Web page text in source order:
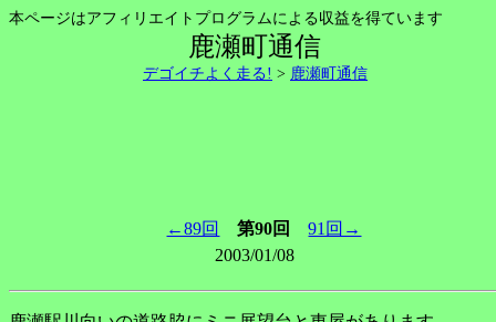
本ページはアフィリエイトプログラムによる収益を得ています
鹿瀬町通信
デゴイチよく走る! > 鹿瀬町通信
←89回 第90回
91回→
2003/01/08